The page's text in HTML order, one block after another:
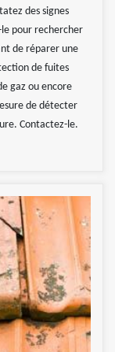
des signes
pour rechercher
de réparer une
de fuites
gaz ou encore
de détecter
Contactez-le.